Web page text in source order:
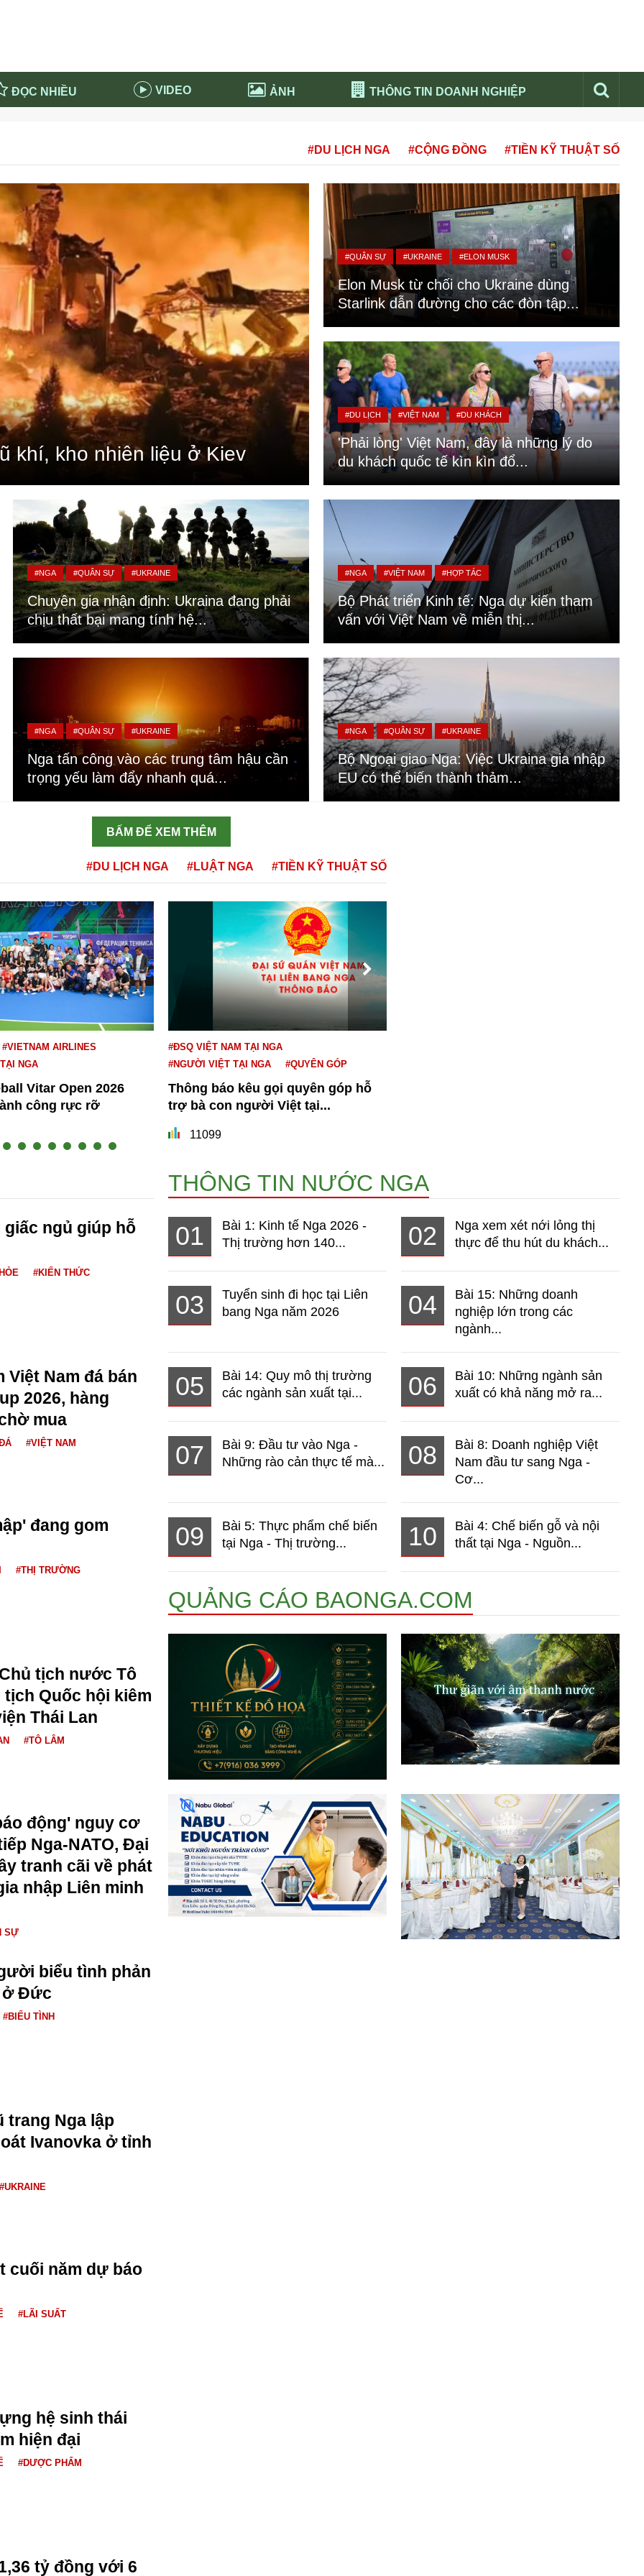
ĐỌC NHIỀU VIDEO ẢNH THÔNG TIN DOANH NGHIỆP
Nổi bật báo nga
nước Nga
Phân tích thị trường Nga 2026
- Việt Nam
#DU LỊCH NGA #CỘNG ĐỒNG #TIỀN KỸ THUẬT SỐ
khí, kho nhiên liệu ở Kiev
#QUÂN SỰ #UKRAINE #ELON MUSK
Elon Musk từ chối cho Ukraine dùng
Starlink dẫn đường cho các đòn tập...
#DU LỊCH #VIỆT NAM #DU KHÁCH
'Phải lòng' Việt Nam, đây là những lý do
du khách quốc tế kìn kìn đổ...
#NGA #QUÂN SỰ #UKRAINE
Chuyên gia nhận định: Ukraina đang phải
chịu thất bại mang tính hệ...
#NGA #VIỆT NAM #HỢP TÁC
Bộ Phát triển Kinh tế: Nga dự kiến tham
vấn với Việt Nam về miễn thị...
#NGA #QUÂN SỰ #UKRAINE
Nga tấn công vào các trung tâm hậu cần
trọng yếu làm đẩy nhanh quá...
#NGA #QUÂN SỰ #UKRAINE
Bộ Ngoại giao Nga: Việc Ukraina gia nhập
EU có thể biến thành thảm...
BẤM ĐỂ XEM THÊM
#DU LỊCH NGA #LUẬT NGA #TIỀN KỸ THUẬT SỐ
#VIETNAM AIRLINES
NGA
Vitar Open 2026
công rực rỡ
#ĐSQ VIỆT NAM TẠI NGA
#NGƯỜI VIỆT TẠI NGA
#QUYÊN GÓP
Thông báo kêu gọi quyên góp hỗ
trợ bà con người Việt tại...
11099
giấc ngủ giúp hỗ
#KIẾN THỨC
Việt Nam đá bán
2026, hàng
mua
#VIỆT NAM
đang gom
#THỊ TRƯỜNG
tịch nước Tô
tịch Quốc hội kiêm
Thái Lan
#TÔ LÂM
động' nguy cơ
Nga-NATO, Đại
tranh cãi về phát
nhập Liên minh
SỰ
biểu tình phản
ở Đức
#BIỂU TÌNH
Nga lập
Ivanovka ở tỉnh
#UKRAINE
cuối năm dự báo
#LÃI SUẤT
hệ sinh thái
hiện đại
#DƯỢC PHẨM
tỷ đồng với 6
THÔNG TIN NƯỚC NGA
01
Bài 1: Kinh tế Nga 2026 -
Thị trường hơn 140...
02
Nga xem xét nới lỏng thị
thực để thu hút du khách...
03
Tuyển sinh đi học tại Liên
bang Nga năm 2026
04
Bài 15: Những doanh
nghiệp lớn trong các
ngành...
05
Bài 14: Quy mô thị trường
các ngành sản xuất tại...
06
Bài 10: Những ngành sản
xuất có khả năng mở ra...
07
Bài 9: Đầu tư vào Nga -
Những rào cản thực tế mà...
08
Bài 8: Doanh nghiệp Việt
Nam đầu tư sang Nga -
Cơ...
09
Bài 5: Thực phẩm chế biến
tại Nga - Thị trường...
10
Bài 4: Chế biến gỗ và nội
thất tại Nga - Nguồn...
QUẢNG CÁO BAONGA.COM